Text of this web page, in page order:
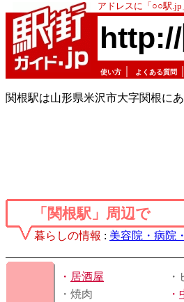
アドレスに「○○駅
使い方 よくある質問
関根駅は山形県米沢市大字関根に
「関根駅」周辺で
暮らしの情報 : 美容院・病院
・ 居酒屋
・焼肉
・